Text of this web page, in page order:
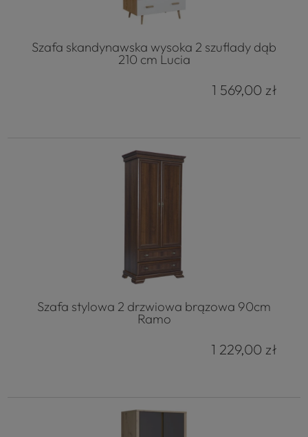
Szafa skandynawska wysoka 2 szuflady dąb
210 cm Lucia
1 569,00 zł
Szafa stylowa 2 drzwiowa brązowa 90cm
Ramo
1 229,00 zł